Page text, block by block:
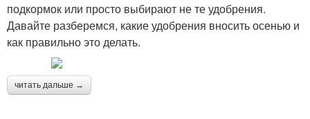
подкормок или просто выбирают не те удобрения.
Давайте разберемся, какие удобрения вносить осенью и
как правильно это делать.
читать дальше →